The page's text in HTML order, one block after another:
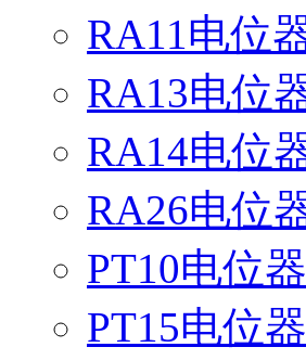
RA11电位
RA13电位
RA14电位
RA26电位
PT10电位
PT15电位